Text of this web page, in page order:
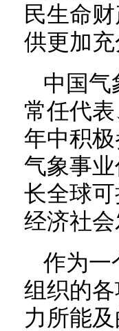
民生命
供更加充
中国气
常任代
年中积
气象事
长全球
经济社
作为一
组织的
力所能